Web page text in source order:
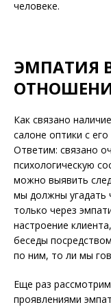
человеке.
ЭМПАТИЯ
Как связано
салоне оптики с
Ответим: связано
психологическую
можно выявить
мы должны угадать
только через
настроение
беседы
по ним, то ли мы
Еще раз
проявлениями